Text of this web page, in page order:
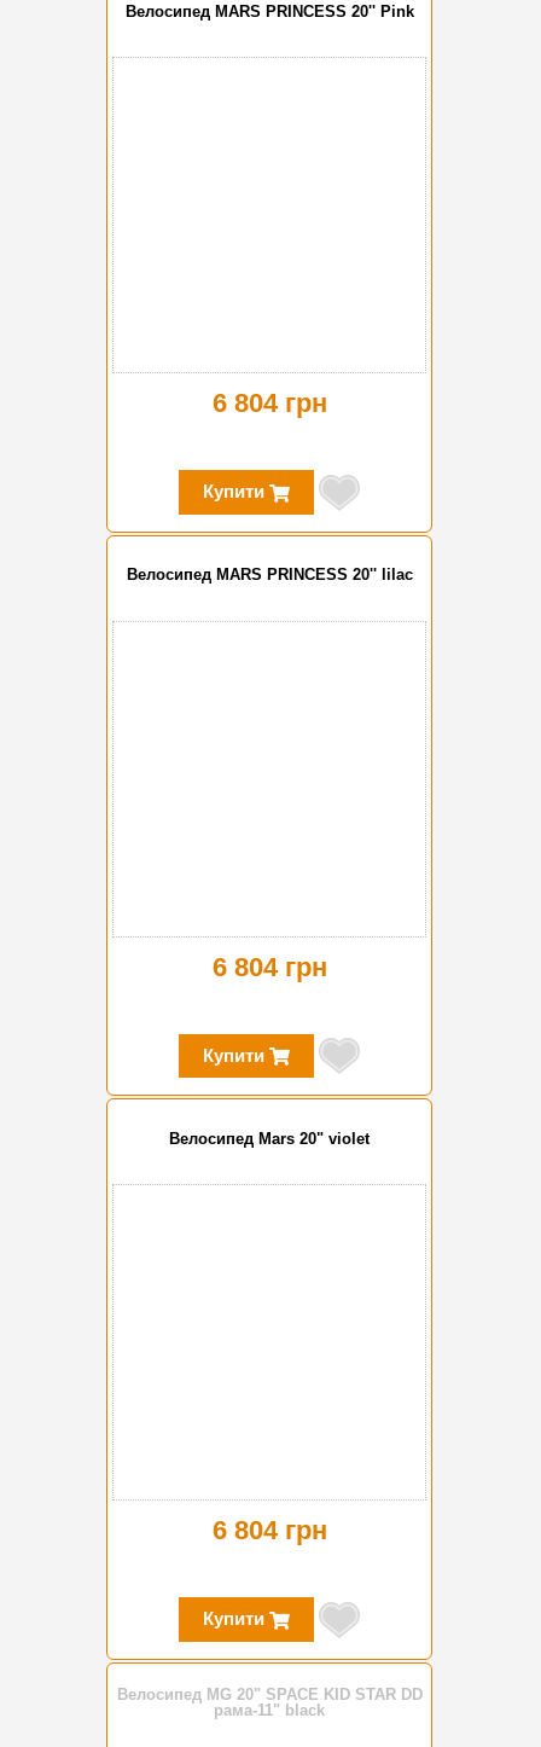
Велосипед MARS PRINCESS 20'' Pink
6 804 грн
Купити
Велосипед MARS PRINCESS 20'' lilac
6 804 грн
Купити
Велосипед Mars 20" violet
6 804 грн
Купити
Велосипед MG 20" SPACE KID STAR DD
рама-11" black